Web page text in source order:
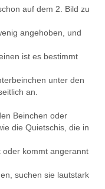
auf dem 2. Bild zu
angehoben, und
ist es bestimmt
unter den
an.
Beinchen oder
die Quietschis, die in
oder kommt angerannt
suchen sie lautstark